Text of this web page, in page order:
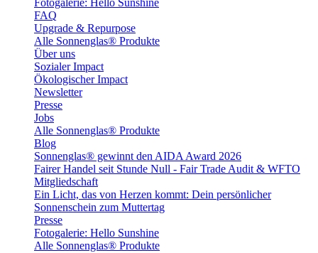
Fotogalerie: Hello Sunshine
FAQ
Upgrade & Repurpose
Alle Sonnenglas® Produkte
Über uns
Sozialer Impact
Ökologischer Impact
Newsletter
Presse
Jobs
Alle Sonnenglas® Produkte
Blog
Sonnenglas® gewinnt den AIDA Award 2026
Fairer Handel seit Stunde Null - Fair Trade Audit & WFTO
Mitgliedschaft
Ein Licht, das von Herzen kommt: Dein persönlicher
Sonnenschein zum Muttertag
Presse
Fotogalerie: Hello Sunshine
Alle Sonnenglas® Produkte